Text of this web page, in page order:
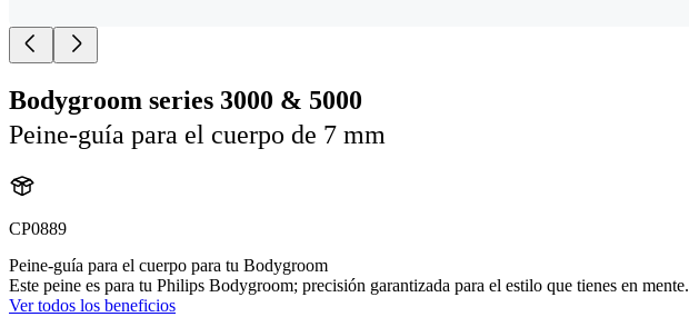
Bodygroom series 3000 & 5000
Peine-guía para el cuerpo de 7 mm
CP0889
Peine-guía para el cuerpo para tu Bodygroom
Este peine es para tu Philips Bodygroom; precisión garantizada para el estilo que tienes en mente.
Ver todos los beneficios